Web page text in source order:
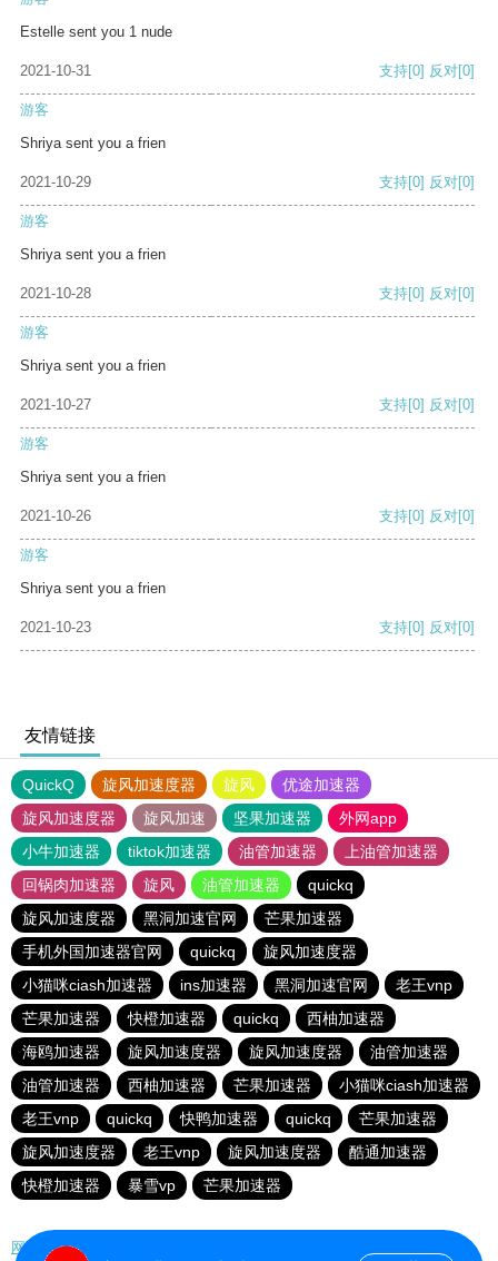
Estelle sent you 1 nude
2021-10-31 支持[0] 反对[0]
游客
Shriya sent you a frien
2021-10-29 支持[0] 反对[0]
游客
Shriya sent you a frien
2021-10-28 支持[0] 反对[0]
游客
Shriya sent you a frien
2021-10-27 支持[0] 反对[0]
游客
Shriya sent you a frien
2021-10-26 支持[0] 反对[0]
游客
Shriya sent you a frien
2021-10-23 支持[0] 反对[0]
友情链接
QuickQ 旋风加速度器 旋风
优途加速器
旋风加速度器
旋风加速 坚果加速器
外网app
小牛加速器
tiktok加速器 油管加速器
上油管加速器
回锅肉加速器
旋风 油管加速器
quickq
旋风加速度器
黑洞加速官网
芒果加速器
手机外国加速器官网
quickq
旋风加速度器
小猫咪ciash加速器
ins加速器 黑洞加速官网
老王vnp
芒果加速器
快橙加速器 quickq
西柚加速器
海鸥加速器
旋风加速度器 旋风加速度器
油管加速器
油管加速器
西柚加速器 芒果加速器
小猫咪ciash加速器
老王vnp
quickq 快鸭加速器 quickq
芒果加速器
旋风加速度器
老王vnp 旋风加速度器
酷通加速器
快橙加速器
暴雪vp 芒果加速器
网站地图